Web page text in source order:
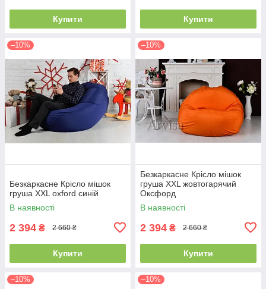
Купити Купити
–10%
Безкаркасне Крісло мішок
груша XXL oxford синій
В наявності
2 394 ₴ 2 660 ₴
Купити
–10%
Безкаркасне Крісло мішок
груша XXL жовтогарячий
Оксфорд
В наявності
2 394 ₴ 2 660 ₴
Купити
–10% –10%